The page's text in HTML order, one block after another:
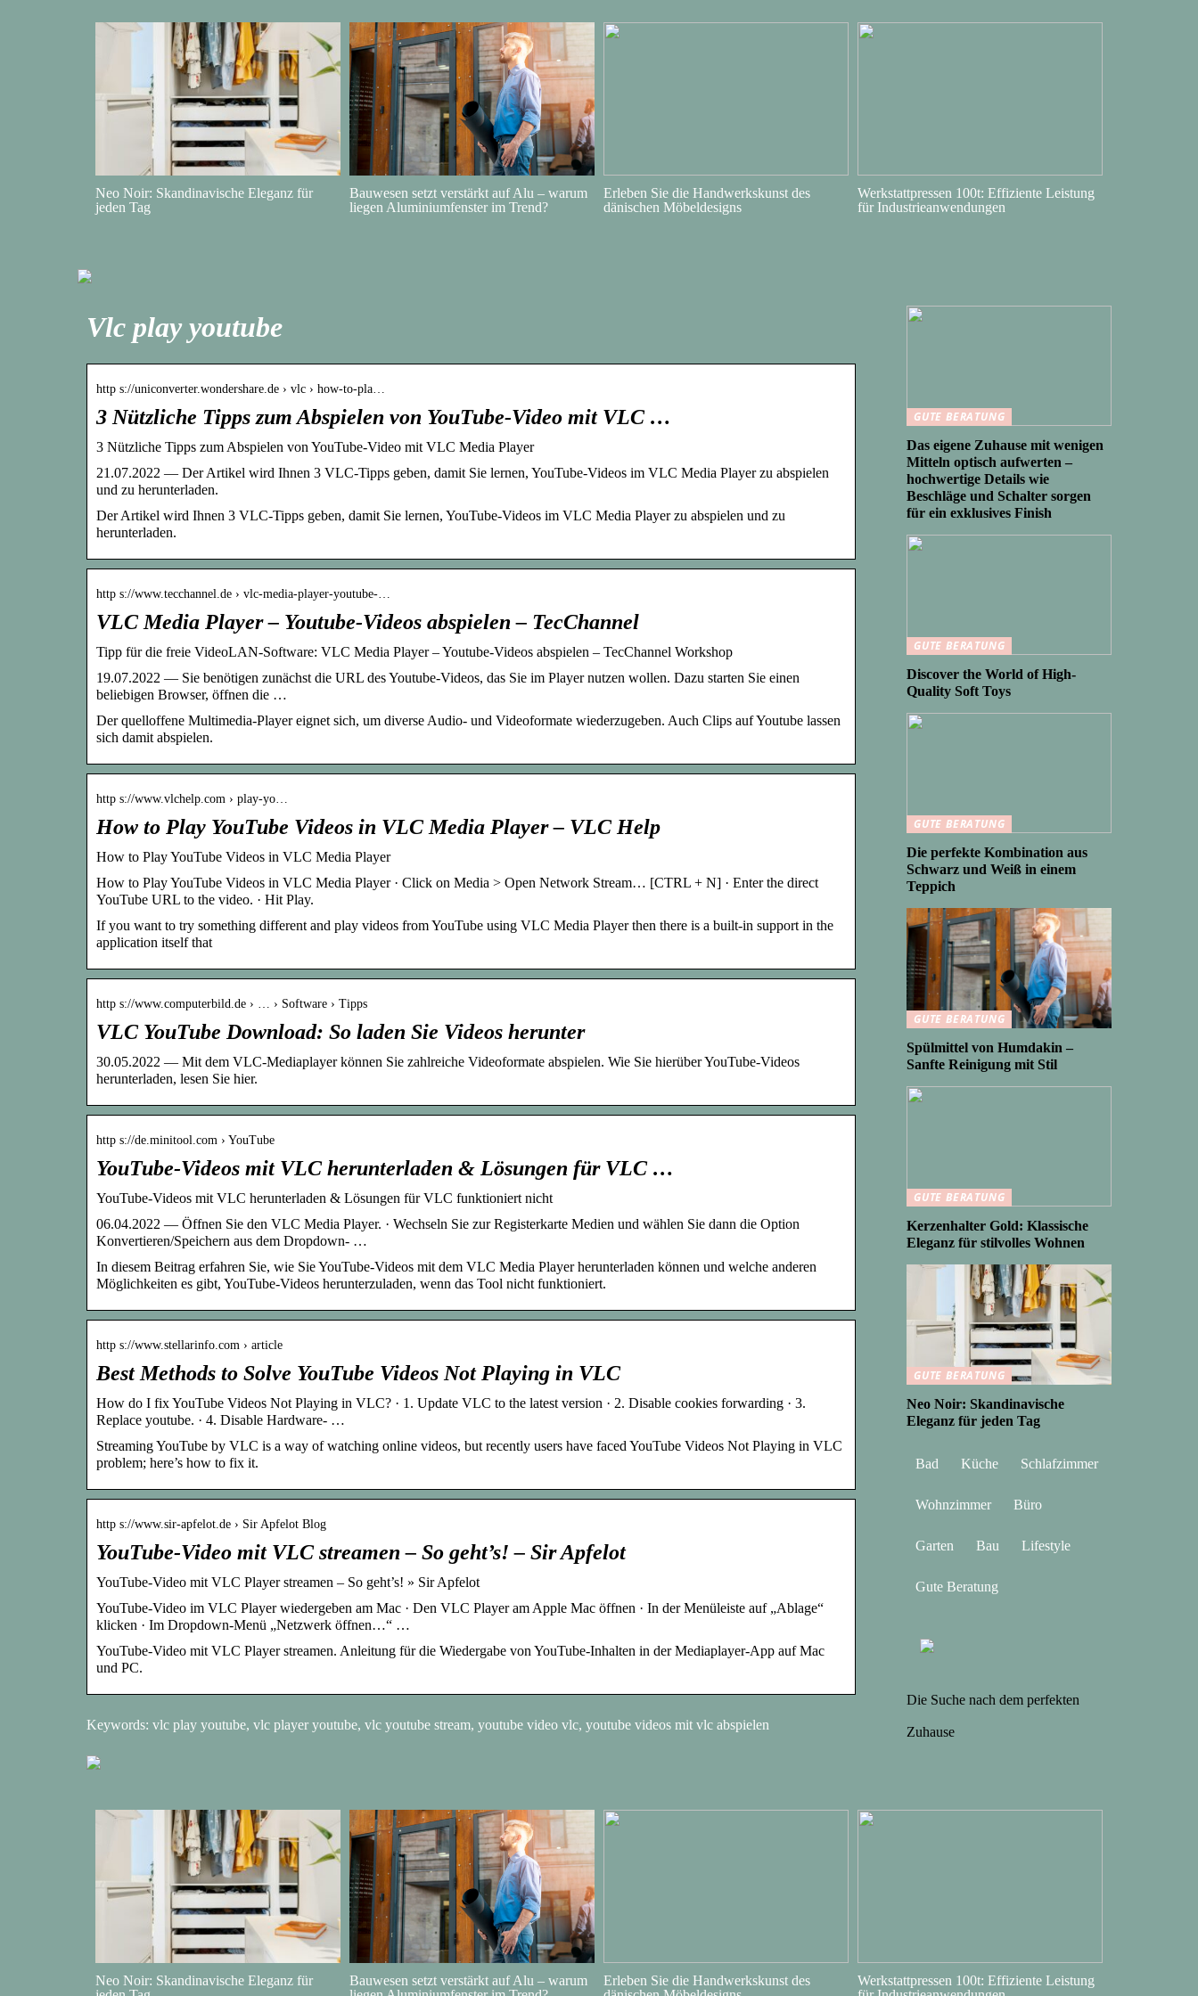
Neo Noir: Skandinavische Eleganz für
jeden Tag
Bauwesen setzt verstärkt auf Alu – warum
liegen Aluminiumfenster im Trend?
Erleben Sie die Handwerkskunst des
dänischen Möbeldesigns
Werkstattpressen 100t: Effiziente Leistung
für Industrieanwendungen
Vlc play youtube
http s://uniconverter.wondershare.de › vlc › how-to-pla…
3 Nützliche Tipps zum Abspielen von YouTube-Video mit VLC …
3 Nützliche Tipps zum Abspielen von YouTube-Video mit VLC Media Player
21.07.2022 — Der Artikel wird Ihnen 3 VLC-Tipps geben, damit Sie lernen, YouTube-Videos im VLC Media Player zu abspielen
und zu herunterladen.
Der Artikel wird Ihnen 3 VLC-Tipps geben, damit Sie lernen, YouTube-Videos im VLC Media Player zu abspielen und zu
herunterladen.
http s://www.tecchannel.de › vlc-media-player-youtube-…
VLC Media Player – Youtube-Videos abspielen – TecChannel
Tipp für die freie VideoLAN-Software: VLC Media Player – Youtube-Videos abspielen – TecChannel Workshop
19.07.2022 — Sie benötigen zunächst die URL des Youtube-Videos, das Sie im Player nutzen wollen. Dazu starten Sie einen
beliebigen Browser, öffnen die …
Der quelloffene Multimedia-Player eignet sich, um diverse Audio- und Videoformate wiederzugeben. Auch Clips auf Youtube lassen
sich damit abspielen.
http s://www.vlchelp.com › play-yo…
How to Play YouTube Videos in VLC Media Player – VLC Help
How to Play YouTube Videos in VLC Media Player
How to Play YouTube Videos in VLC Media Player · Click on Media > Open Network Stream… [CTRL + N] · Enter the direct
YouTube URL to the video. · Hit Play.
If you want to try something different and play videos from YouTube using VLC Media Player then there is a built-in support in the
application itself that
http s://www.computerbild.de › … › Software › Tipps
VLC YouTube Download: So laden Sie Videos herunter
30.05.2022 — Mit dem VLC-Mediaplayer können Sie zahlreiche Videoformate abspielen. Wie Sie hierüber YouTube-Videos
herunterladen, lesen Sie hier.
http s://de.minitool.com › YouTube
YouTube-Videos mit VLC herunterladen & Lösungen für VLC …
YouTube-Videos mit VLC herunterladen & Lösungen für VLC funktioniert nicht
06.04.2022 — Öffnen Sie den VLC Media Player. · Wechseln Sie zur Registerkarte Medien und wählen Sie dann die Option
Konvertieren/Speichern aus dem Dropdown- …
In diesem Beitrag erfahren Sie, wie Sie YouTube-Videos mit dem VLC Media Player herunterladen können und welche anderen
Möglichkeiten es gibt, YouTube-Videos herunterzuladen, wenn das Tool nicht funktioniert.
http s://www.stellarinfo.com › article
Best Methods to Solve YouTube Videos Not Playing in VLC
How do I fix YouTube Videos Not Playing in VLC? · 1. Update VLC to the latest version · 2. Disable cookies forwarding · 3.
Replace youtube. · 4. Disable Hardware- …
Streaming YouTube by VLC is a way of watching online videos, but recently users have faced YouTube Videos Not Playing in VLC
problem; here’s how to fix it.
http s://www.sir-apfelot.de › Sir Apfelot Blog
YouTube-Video mit VLC streamen – So geht’s! – Sir Apfelot
YouTube-Video mit VLC Player streamen – So geht’s! » Sir Apfelot
YouTube-Video im VLC Player wiedergeben am Mac · Den VLC Player am Apple Mac öffnen · In der Menüleiste auf „Ablage“
klicken · Im Dropdown-Menü „Netzwerk öffnen…“ …
YouTube-Video mit VLC Player streamen. Anleitung für die Wiedergabe von YouTube-Inhalten in der Mediaplayer-App auf Mac
und PC.
Keywords: vlc play youtube, vlc player youtube, vlc youtube stream, youtube video vlc, youtube videos mit vlc abspielen
GUTE BERATUNG
Das eigene Zuhause mit wenigen
Mitteln optisch aufwerten –
hochwertige Details wie
Beschläge und Schalter sorgen
für ein exklusives Finish
GUTE BERATUNG
Discover the World of High-
Quality Soft Toys
GUTE BERATUNG
Die perfekte Kombination aus
Schwarz und Weiß in einem
Teppich
GUTE BERATUNG
Spülmittel von Humdakin –
Sanfte Reinigung mit Stil
GUTE BERATUNG
Kerzenhalter Gold: Klassische
Eleganz für stilvolles Wohnen
GUTE BERATUNG
Neo Noir: Skandinavische
Eleganz für jeden Tag
Bad Küche Schlafzimmer
Wohnzimmer Büro
Garten Bau Lifestyle
Gute Beratung
Die Suche nach dem perfekten
Zuhause
Neo Noir: Skandinavische Eleganz für
Bauwesen setzt verstärkt auf Alu – warum
Erleben Sie die Handwerkskunst des
Werkstattpressen 100t: Effiziente Leistung